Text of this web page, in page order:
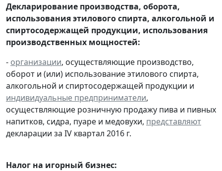
Декларирование производства, оборота,
использования этилового спирта, алкогольной и
спиртосодержащей продукции, использования
производственных мощностей:
- организации, осуществляющие производство,
оборот и (или) использование этилового спирта,
алкогольной и спиртосодержащей продукции и
индивидуальные предприниматели,
осуществляющие розничную продажу пива и пивных
напитков, сидра, пуаре и медовухи, представляют
декларации за IV квартал 2016 г.
Налог на игорный бизнес: